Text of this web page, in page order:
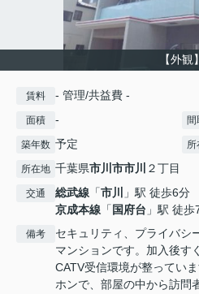
【外観】
賃料 - 管理/共益費 -
面積 - 間
築年数 予定 所
所在地 千葉県市川市市川 ２丁目
交通 総武線 「市川
」駅 徒歩6分
京成本線 「 国府台 」駅 徒歩
備考
セキュリティ、プライバシ
マンションです。加入後す
CATV受信環境が整ってい
ホンで、部屋の中から訪問